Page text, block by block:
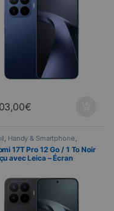
€
, Handy & Smartphone,
17T Pro 12 Go / 1 To Noir
avec Leica – Écran